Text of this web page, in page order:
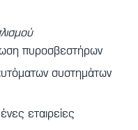
πυροσβεστήρων
συστημάτων
εταιρείες